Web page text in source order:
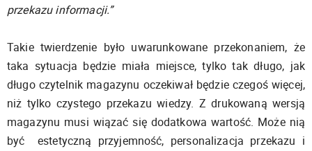
przekazu informacji.”
Takie twierdzenie było uwarunkowane przekonaniem, że
taka sytuacja będzie miała miejsce, tylko tak długo, jak
długo czytelnik magazynu oczekiwał będzie czegoś więcej,
niż tylko czystego przekazu wiedzy. Z drukowaną wersją
magazynu musi wiązać się dodatkowa wartość. Może nią
być estetyczną przyjemność, personalizacja przekazu i